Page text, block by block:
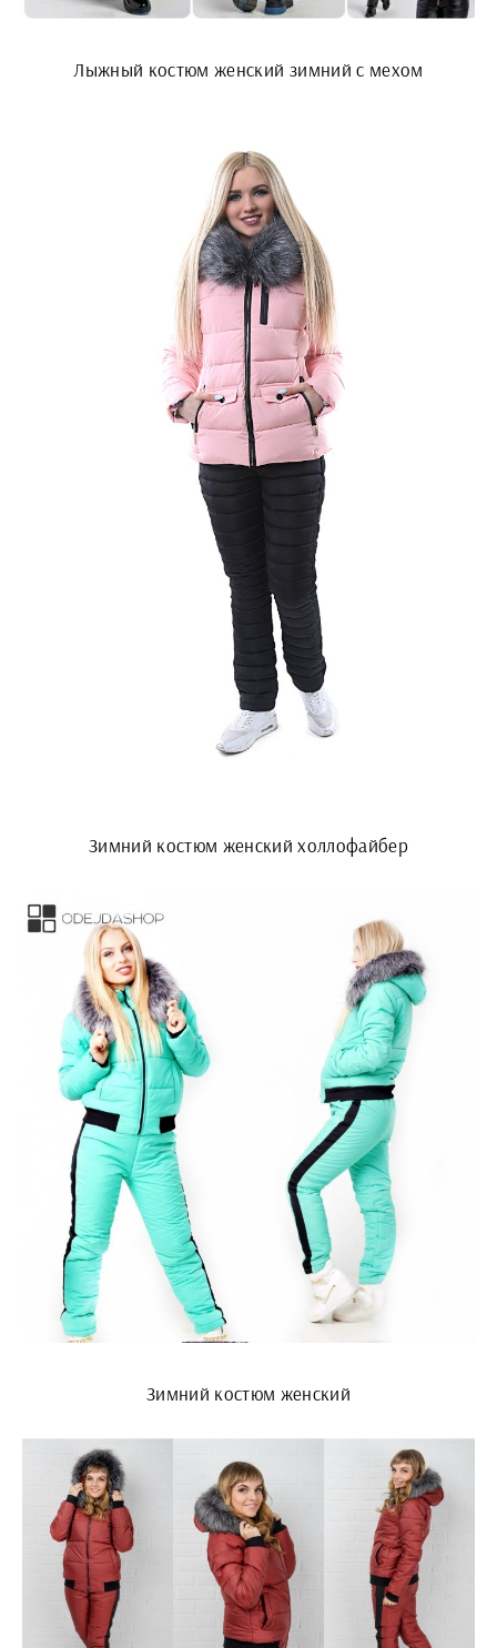
Лыжный костюм женский зимний с мехом
Зимний костюм женский холлофайбер
Зимний костюм женский